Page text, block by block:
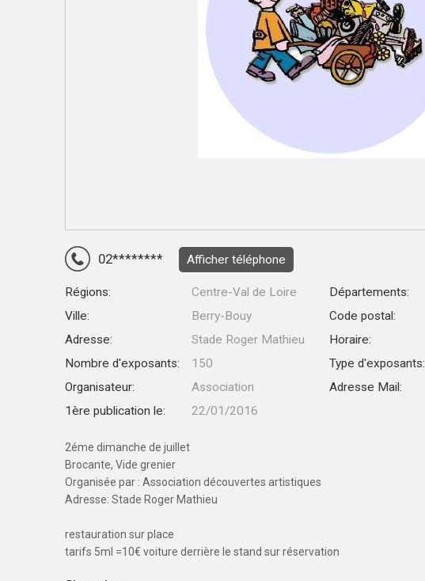
02******** Afficher téléphone
Régions: Centre-Val de Loire Départements:
Ville:
Berry-Bouy Code postal:
Adresse:
Stade Roger Mathieu Horaire:
Nombre d'exposants:
150 Type d'exposants:
Organisateur:
Association Adresse Mail:
1ère publication le:
22/01/2016
2éme dimanche de juillet
Brocante, Vide grenier
Organisée par : Association découvertes artistiques
Adresse: Stade Roger Mathieu
restauration sur place
tarifs 5ml =10€ voiture derrière le stand sur réservation